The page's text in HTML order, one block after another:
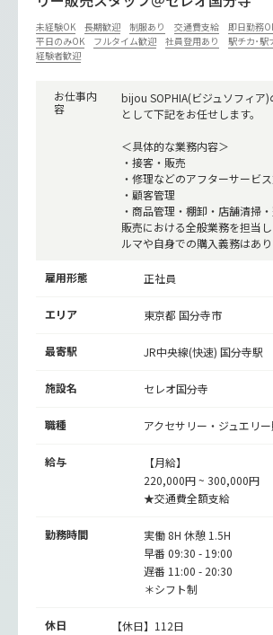
未経験OK 長期歓迎 制服あり 交通費支給 即日勤務
平日のみOK
フルタイム歓迎 社員登用あり 駅チカ･駅
経験者歓迎
お仕事内
容
bijou SOPHIA(ビジュソフィア
として下記をお任せします。
＜具体的な業務内容＞
・接客・販売
・修理などのアフターサービ
・顧客管理
・商品管理・棚卸・店舗清掃
販売における全般業務を担当
ルマや自身での購入義務はあり
雇用形態 正社員
エリア 東京都 国分寺市
最寄駅 JR中央線(快速) 国分寺駅
施設名 セレオ国分寺
職種 アクセサリー・ジュエリ
給与
【月給】
220,000円 ~ 300,000円
★交通費全額支給
勤務時間
実働 8H 休憩 1.5H
早番 09:30 - 19:00
遅番 11:00 - 20:30
＊シフト制
休日
【休日】112日